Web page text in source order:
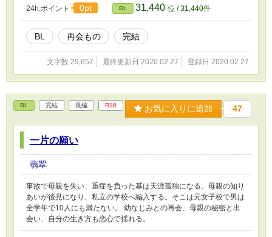
24h.ポイント 0pt BL 31,440 位 / 31,440件
BL 再会もの 完結
文字数 29,657 最終更新日 2020.02.27 登録日 2020.02.27
BL 完結 長編 R18 お気に入りに追加 47
一片の願い
翡翠
事故で母親を失い、重症を負った基は天涯孤独になる。母親の知り
あいが後見になり、私立の学校へ編入する。そこは元女子校で男は
全学年で10人にも満たない。 幼なじみとの再会、母親の秘密と出
会い、自分の生き方も恋心で揺れる。